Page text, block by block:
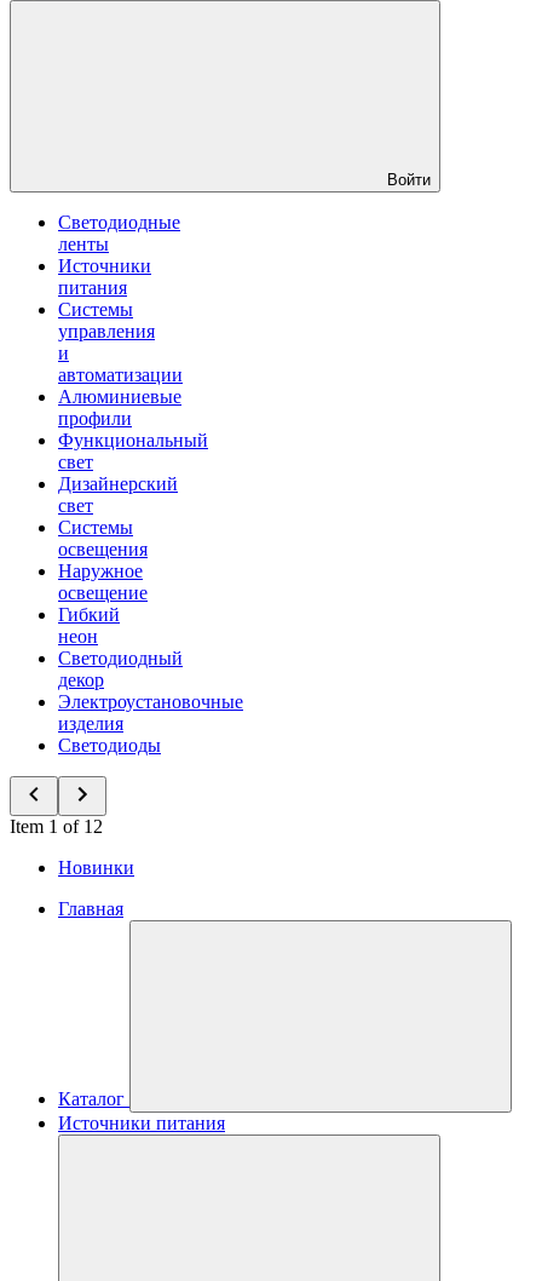
Войти
Светодиодные
ленты
Источники
питания
Системы
управления
и
автоматизации
Алюминиевые
профили
Функциональный
свет
Дизайнерский
свет
Системы
освещения
Наружное
освещение
Гибкий
неон
Светодиодный
декор
Электроустановочные
изделия
Светодиоды
Item 1 of 12
Новинки
Главная
Каталог
Источники питания